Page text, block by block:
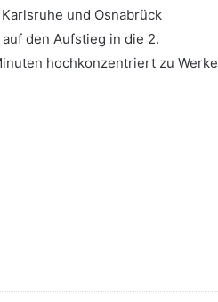
und Osnabrück
den Aufstieg in die 2.
hochkonzentriert zu Werke